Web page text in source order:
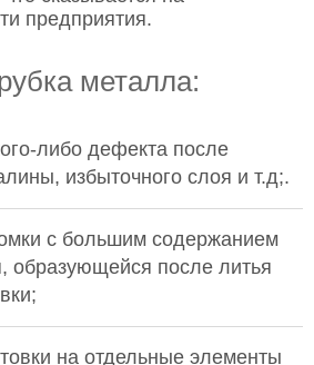
предприятия.
металла:
либо дефекта после
избыточного слоя и т.д;.
с большим содержанием
образующейся после литья
на отдельные элементы